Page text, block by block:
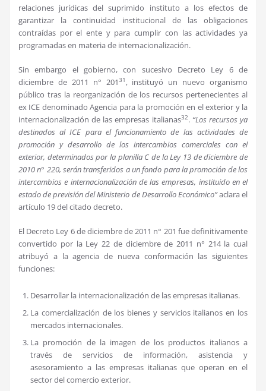
relaciones jurídicas del suprimido instituto a los efectos de
garantizar la continuidad institucional de las obligaciones
contraídas por el ente y para cumplir con las actividades ya
programadas en materia de internacionalización.
Sin embargo el gobierno, con sucesivo Decreto Ley 6 de
diciembre de 2011 n° 20131 , instituyó un nuevo organismo
público tras la reorganización de los recursos pertenecientes al
ex ICE denominado Agencia para la promoción en el exterior y la
internacionalización de las empresas italianas32. “Los recursos ya
destinados al ICE para el funcionamiento de las actividades de
promoción y desarrollo de los intercambios comerciales con el
exterior, determinados por la planilla C de la Ley 13 de diciembre de
2010 n° 220, serán transferidos a un fondo para la promoción de los
intercambios e internacionalización de las empresas, instituido en el
estado de previsión del Ministerio de Desarrollo Económico”aclara el
artículo 19 del citado decreto.
El Decreto Ley 6 de diciembre de 2011 n° 201 fue definitivamente
convertido por la Ley 22 de diciembre de 2011 n° 214 la cual
atribuyó a la agencia de nueva conformación las siguientes
funciones:
Desarrollar la internacionalización de las empresas italianas.
La comercialización de los bienes y servicios italianos en los
mercados internacionales.
La promoción de la imagen de los productos italianos a
través de servicios de información, asistencia y
asesoramiento a las empresas italianas que operan en el
sector del comercio exterior.